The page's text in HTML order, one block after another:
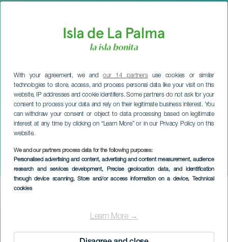
With your agreement, we andour 14 partnersuse cookies or similar
technologies to store, access, and process personal data like your visit on this
website, IP addresses and cookie identifiers. Some partners do not ask for your
consent to process your data and rely on their legitimate business interest. You
can withdraw your consent or object to data processing based on legitimate
interest at any time by clicking on “Learn More” or in our Privacy Policy on this
website.
We and our partners process data for the following purposes:
Personalised advertising and content, advertising and content measurement, audience
research and services development, Precise geolocation data, and identification
through device scanning, Store and/or access information on a device, Technical
cookies
Learn More →
Nous sommes ce que nous
mangeons
Imagen